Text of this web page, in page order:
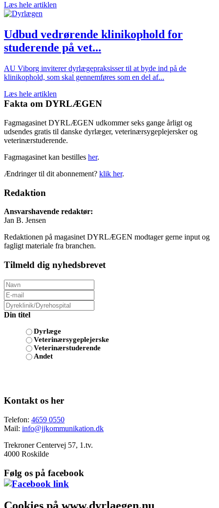
Læs hele artiklen
Udbud vedrørende klinikophold for
studerende på vet...
AU Viborg inviterer dyrlægepraksisser til at byde ind på de
klinikophold, som skal gennemføres som en del af...
Læs hele artiklen
Fakta om DYRLÆGEN
Fagmagasinet DYRLÆGEN udkommer seks gange årligt og
udsendes gratis til danske dyrlæger, veterinærsygeplejersker og
veterinærstuderende.
Fagmagasinet kan bestilles her.
Ændringer til dit abonnement? klik her.
Redaktion
Ansvarshavende redaktør:
Jan B. Jensen
Redaktionen på magasinet DYRLÆGEN modtager gerne input og
fagligt materiale fra branchen.
Tilmeld dig nyhedsbrevet
Din titel
Dyrlæge
Veterinærsygeplejerske
Veterinærstuderende
Andet
Kontakt os her
Telefon: 4659 0550
Mail: info@jjkommunikation.dk
Trekroner Centervej 57, 1.tv.
4000 Roskilde
Følg os på facebook
Cookies på www.dyrlaegen.nu